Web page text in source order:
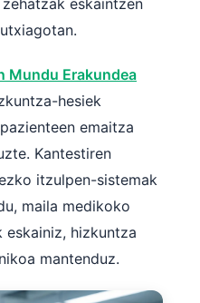
eskaintzen
Mundu Erakundea
hesiek
emaitza
Kantestiren
itzulpen-sistemak
maila medikoko
hizkuntza
mantenduz.